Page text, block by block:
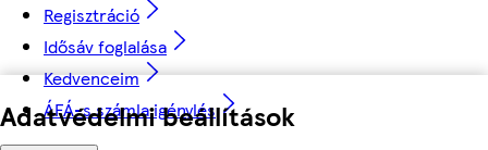
Adatvédelmi beállítások
Regisztráció
Idősáv foglalása
Kedvenceim
ÁFÁ-s számla igénylés